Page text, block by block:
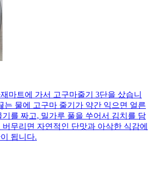
마트에 가서 고구마줄기 3단을 샀습니
는 물에 고구마 줄기가 약간 익으면 얼른
를 짜고, 밀가루 풀을 쑤어서 김치를 담
무리면 자연적인 단맛과 아삭한 식감에
됩니다.